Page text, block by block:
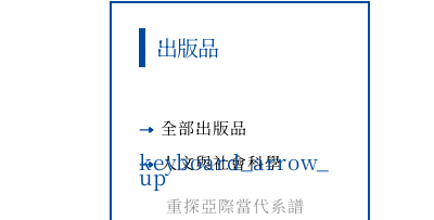
出版品
全部出版品
人文與社會科學
keyboard_arrow_
up
重探亞際當代系譜